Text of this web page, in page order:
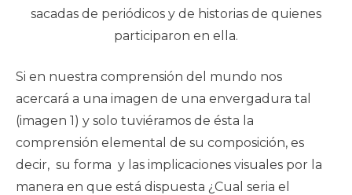
sacadas de periódicos y de historias de quienes
participaron en ella.
Si en nuestra comprensión del mundo nos
acercará a una imagen de una envergadura tal
(imagen 1) y solo tuviéramos de ésta la
comprensión elemental de su composición, es
decir, su forma y las implicaciones visuales por la
manera en que está dispuesta ¿Cual seria el